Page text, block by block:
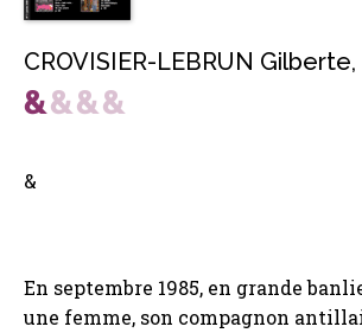
CROVISIER-LEBRUN Gilberte,
&
En septembre 1985, en grande
une femme, son compagnon